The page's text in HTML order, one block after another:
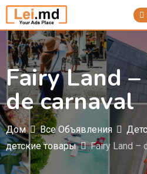
Перейти
содержимому
Fairy Land
de carnaval
Дом Все Объявления
детские товары
Fairy Land –